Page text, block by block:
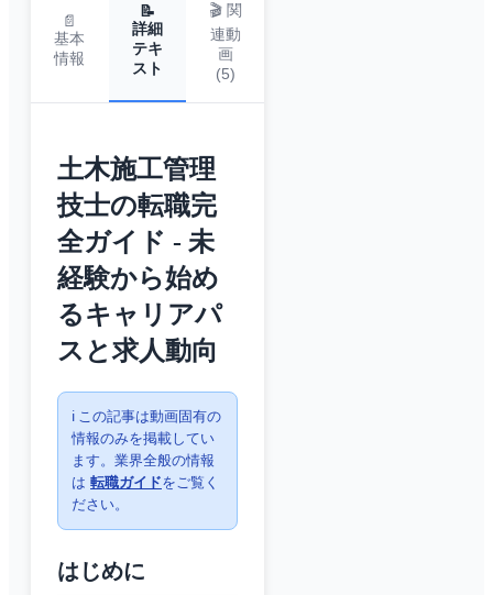
📄
基本
情報
📝
詳細
テキ
スト
🎬 関
連動
画
(5)
土木施工管理
技士の転職完
全ガイド - 未
経験から始め
るキャリアパ
スと求人動向
ℹ️ この記事は動画固有の
情報のみを掲載してい
ます。業界全般の情報
は 転職ガイドをご覧く
ださい。
はじめに